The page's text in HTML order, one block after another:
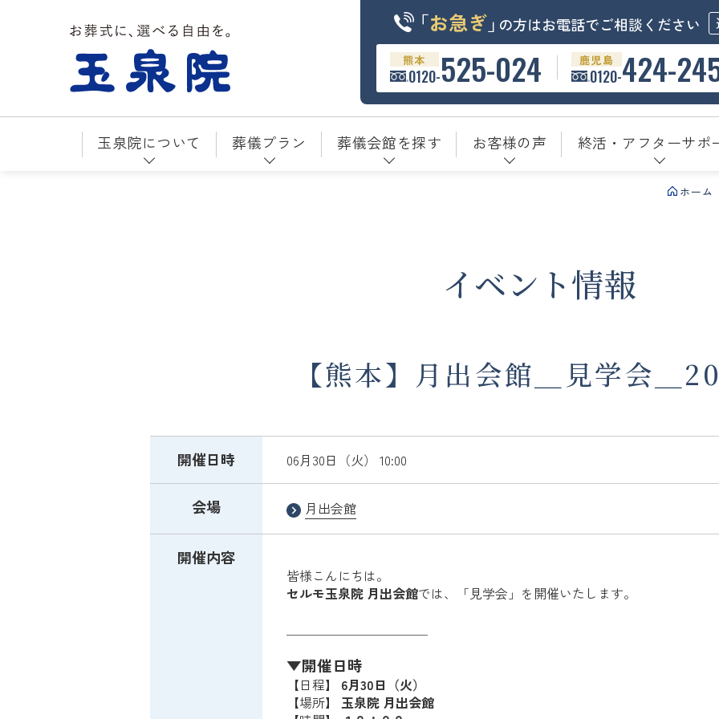
お葬式に、選べる自由を。玉泉院
「お急ぎ」 の方はお電話でご相談ください
熊本
0120-525-024 鹿児島
0120-424-
玉泉院について 葬儀プラン 葬儀会館を探す お客様の声 終活・アフターサポ
ホーム
イベント情報
【熊本】月出会館＿見学会＿
開催日時 06月30日（火） 10:00
会場 月出会館
開催内容
皆様こんにちは。
セルモ玉泉院 月出会館では、「見学会」を開催いたします。
▼開催日時
【日程】 6月30日（火）
【場所】 玉泉院 月出会館